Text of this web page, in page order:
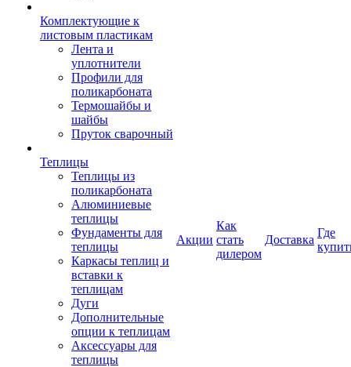
Комплектующие к
листовым пластикам
Лента и
уплотнители
Профили для
поликарбоната
Термошайбы и
шайбы
Пруток сварочный
Теплицы
Теплицы из
поликарбоната
Алюминиевые
теплицы
Фундаменты для
теплицы
Каркасы теплиц и
вставки к
теплицам
Дуги
Дополнительные
опции к теплицам
Аксессуары для
теплицы
Акции
Как
стать
дилером
Доставка
Где